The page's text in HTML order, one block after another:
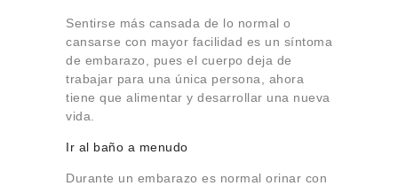
Sentirse más cansada de lo normal o
cansarse con mayor facilidad es un síntoma
de embarazo, pues el cuerpo deja de
trabajar para una única persona, ahora
tiene que alimentar y desarrollar una nueva
vida.
Ir al baño a menudo
Durante un embarazo es normal orinar con